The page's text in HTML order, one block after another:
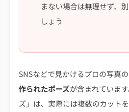
まない場合は無理せず、
しょう
SNSなどで見かけるプロの写真の
作られたポーズが含まれていま
ズ」は、実際には複数のカット